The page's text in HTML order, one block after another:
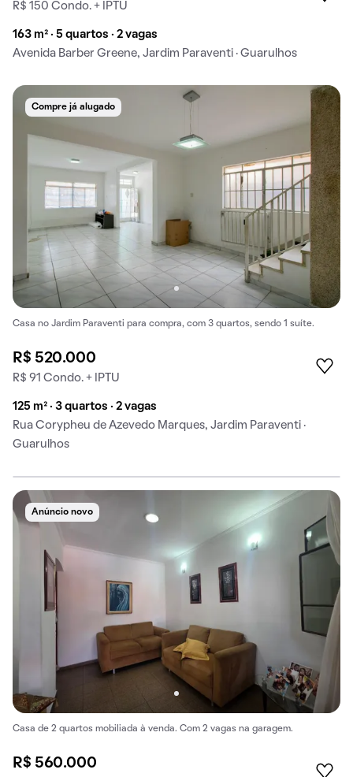
R$ 150 Condo. + IPTU
163 m² · 5 quartos · 2 vagas
Avenida Barber Greene, Jardim Paraventi · Guarulhos
Compre já alugado
Casa no Jardim Paraventi para compra, com 3 quartos, sendo 1 suíte.
R$ 520.000
R$ 91 Condo. + IPTU
125 m² · 3 quartos · 2 vagas
Rua Corypheu de Azevedo Marques, Jardim Paraventi ·
Guarulhos
Anúncio novo
Casa de 2 quartos mobiliada à venda. Com 2 vagas na garagem.
R$ 560.000